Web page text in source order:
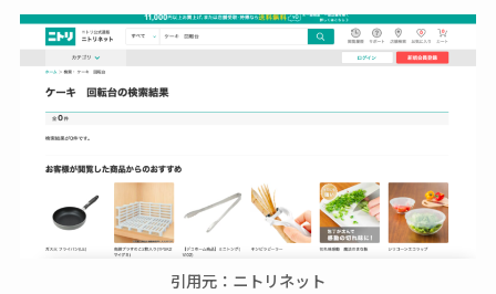
てる？薬局やイオン
は？おすすめや効果
引用元：ニトリネット